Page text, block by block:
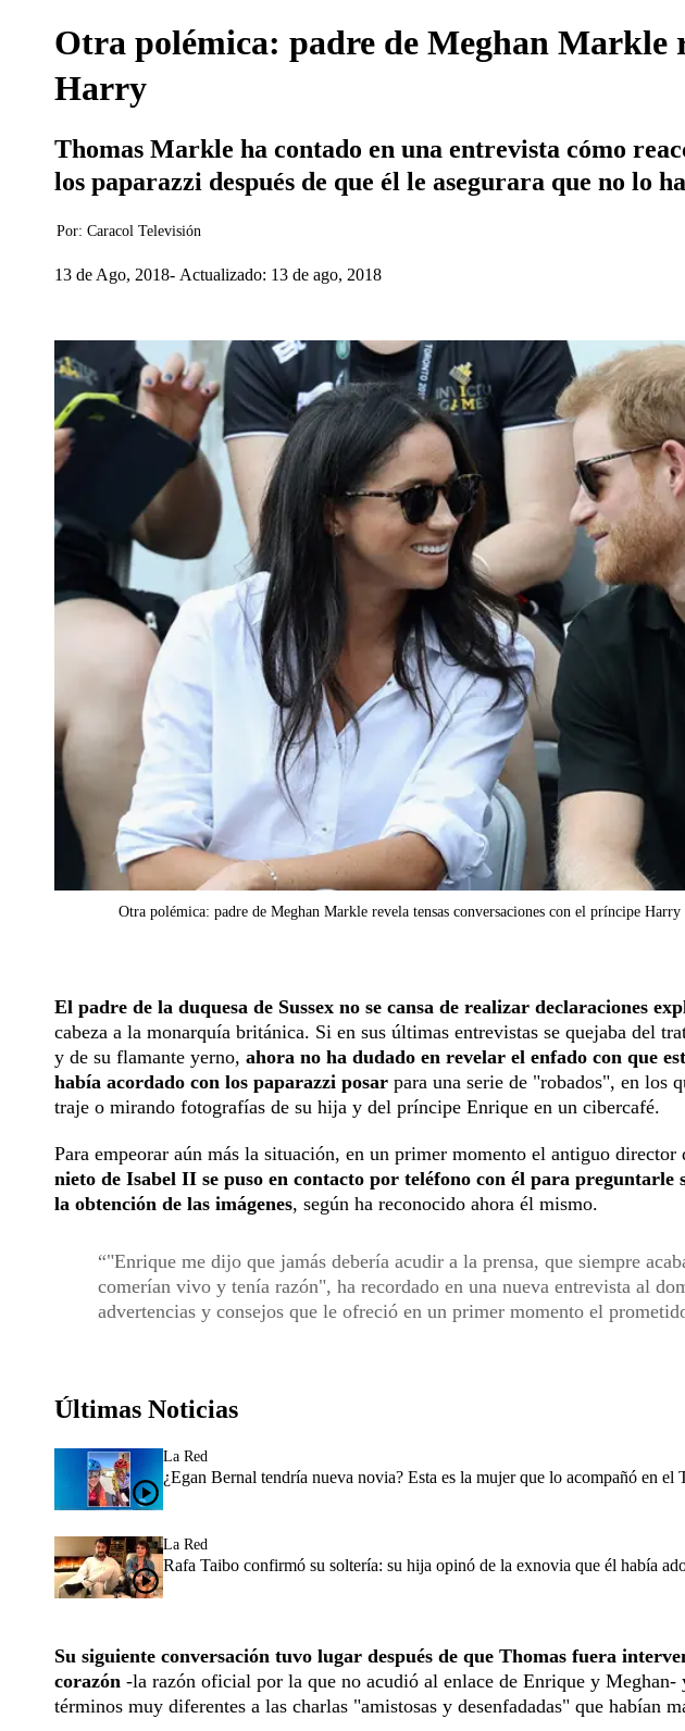
Otra polémica: padre de Meghan Markle
Harry
Thomas Markle ha contado en una entrevista cómo
los paparazzi después de que él le asegurara que no lo
Por: Caracol Televisión
13 de Ago, 2018 Actualizado: 13 de ago, 2018
Otra polémica: padre de Meghan Markle revela tensas conversaciones con el príncipe Harry
El padre de la duquesa de Sussex no se cansa de realizar declaraciones
cabeza a la monarquía británica. Si en sus últimas entrevistas se quejaba del
y de su flamante yerno, ahora no ha dudado en revelar el enfado con que
había acordado con los paparazzi posar para una serie de "robados", en los
traje o mirando fotografías de su hija y del príncipe Enrique en un cibercafé.
Para empeorar aún más la situación, en un primer momento el antiguo director
nieto de Isabel II se puso en contacto por teléfono con él para
la obtención de las imágenes, según ha reconocido ahora él mismo.
"Enrique me dijo que jamás debería acudir a la prensa, que siempre
comerían vivo y tenía razón", ha recordado en una nueva entrevista al
advertencias y consejos que le ofreció en un primer momento el
Últimas Noticias
La Red
¿Egan Bernal tendría nueva novia? Esta es la mujer que lo acompañó en el
La Red
Rafa Taibo confirmó su soltería: su hija opinó de la exnovia que él había
Su siguiente conversación tuvo lugar después de que Thomas fuera
corazón -la razón oficial por la que no acudió al enlace de Enrique y Meghan-
términos muy diferentes a las charlas "amistosas y desenfadadas" que habían